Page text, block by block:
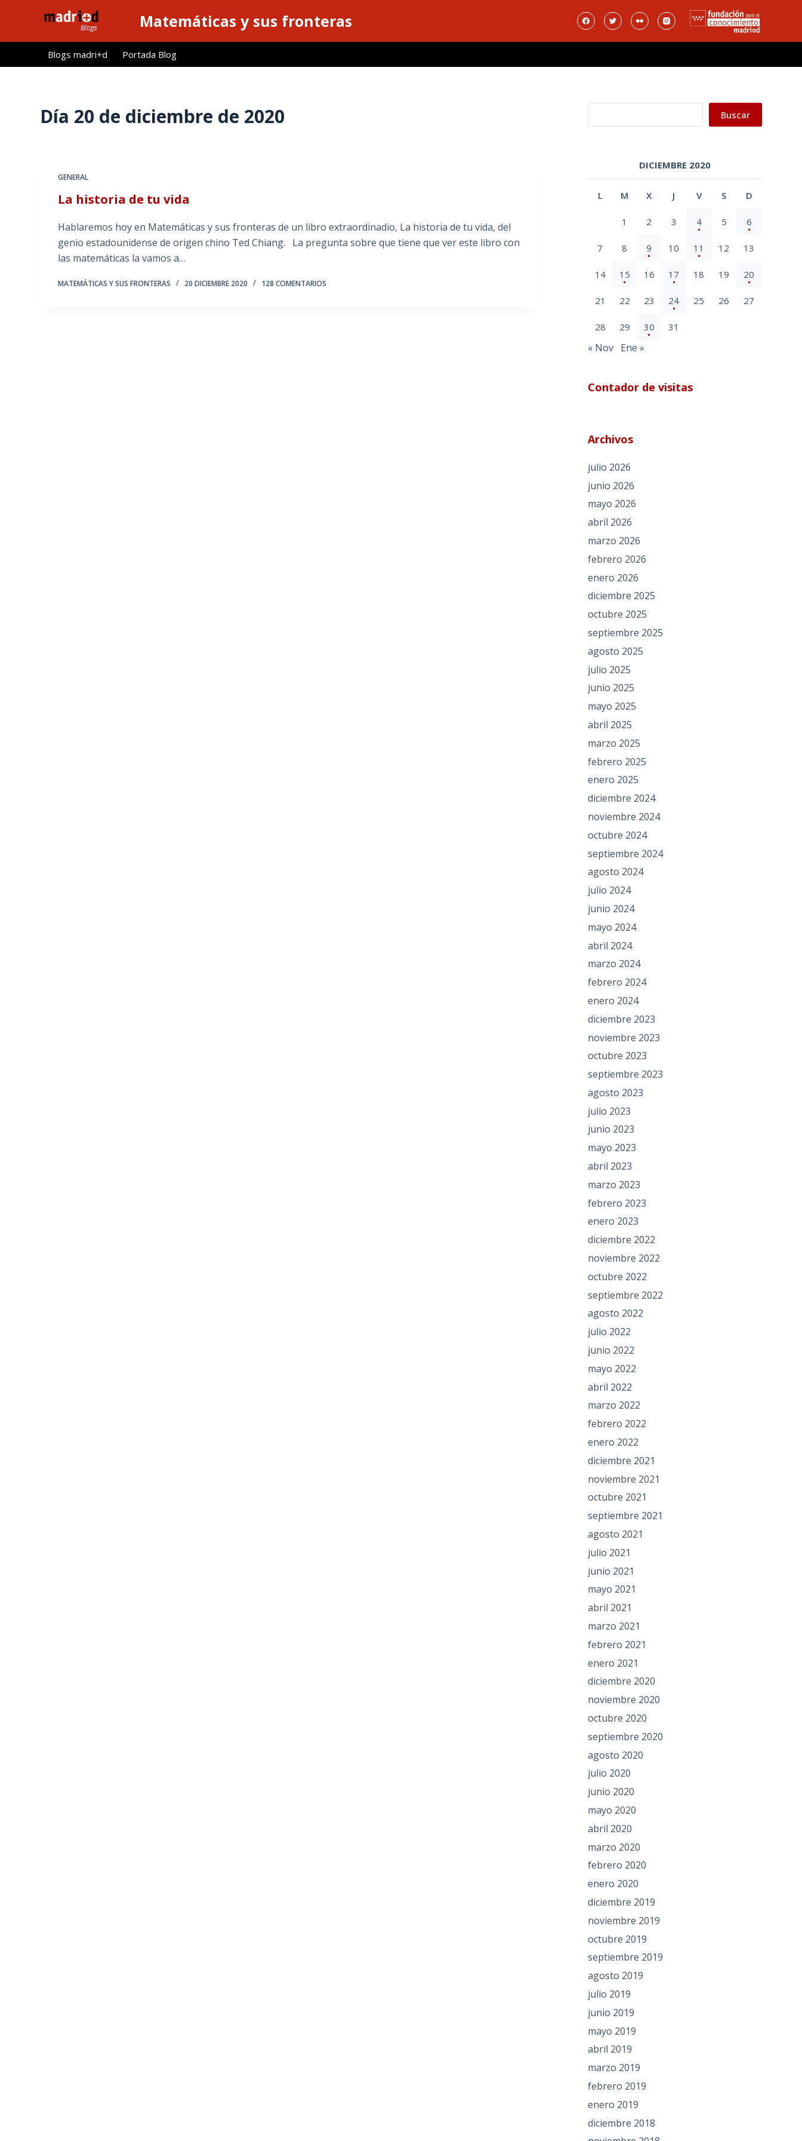
l
Matemáticas y sus fronteras
Blogs madri+d Portada Blog
Día 20 de diciembre de 2020
GENERAL
La historia de tu vida
Hablaremos hoy en Matemáticas y sus fronteras de un libro extraordinadio, La historia de tu vida, del
genio estadounidense de origen chino Ted Chiang. La pregunta sobre que tiene que ver este libro con
las matemáticas la vamos a…
MATEMÁTICAS Y SUS FRONTERAS 20 DICIEMBRE 2020 128 COMENTARIOS
Buscar
DICIEMBRE 2020
L M X J V S D
1 2 3 4 5 6
7 8 9 10 11 12 13
14 15 16 17 18 19 20
21 22 23 24 25 26 27
28 29 30 31
« Nov Ene »
Contador de visitas
Archivos
julio 2026
junio 2026
mayo 2026
abril 2026
marzo 2026
febrero 2026
enero 2026
diciembre 2025
octubre 2025
septiembre 2025
agosto 2025
julio 2025
junio 2025
mayo 2025
abril 2025
marzo 2025
febrero 2025
enero 2025
diciembre 2024
noviembre 2024
octubre 2024
septiembre 2024
agosto 2024
julio 2024
junio 2024
mayo 2024
abril 2024
marzo 2024
febrero 2024
enero 2024
diciembre 2023
noviembre 2023
octubre 2023
septiembre 2023
agosto 2023
julio 2023
junio 2023
mayo 2023
abril 2023
marzo 2023
febrero 2023
enero 2023
diciembre 2022
noviembre 2022
octubre 2022
septiembre 2022
agosto 2022
julio 2022
junio 2022
mayo 2022
abril 2022
marzo 2022
febrero 2022
enero 2022
diciembre 2021
noviembre 2021
octubre 2021
septiembre 2021
agosto 2021
julio 2021
junio 2021
mayo 2021
abril 2021
marzo 2021
febrero 2021
enero 2021
diciembre 2020
noviembre 2020
octubre 2020
septiembre 2020
agosto 2020
julio 2020
junio 2020
mayo 2020
abril 2020
marzo 2020
febrero 2020
enero 2020
diciembre 2019
noviembre 2019
octubre 2019
septiembre 2019
agosto 2019
julio 2019
junio 2019
mayo 2019
abril 2019
marzo 2019
febrero 2019
enero 2019
diciembre 2018